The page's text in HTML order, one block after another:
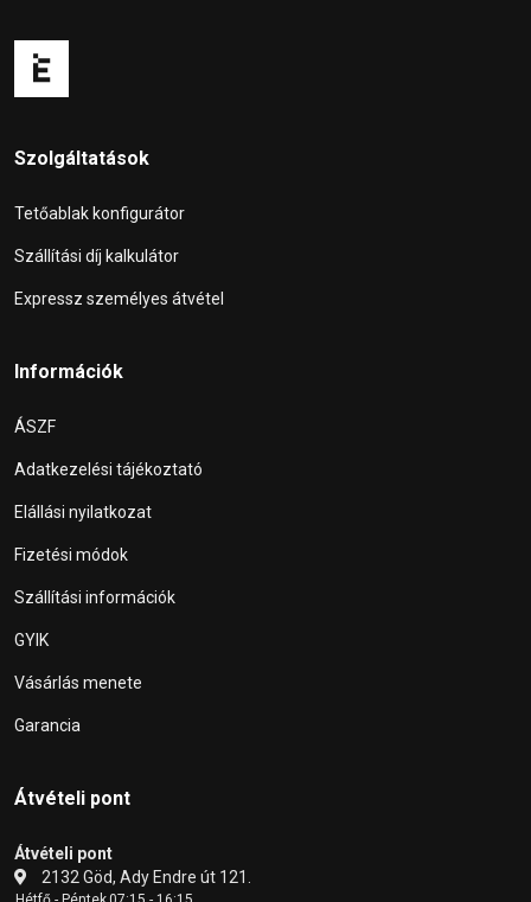
Szolgáltatások
Tetőablak konfigurátor
Szállítási díj kalkulátor
Expressz személyes átvétel
Információk
ÁSZF
Adatkezelési tájékoztató
Elállási nyilatkozat
Fizetési módok
Szállítási információk
GYIK
Vásárlás menete
Garancia
Átvételi pont
Átvételi pont
2132 Göd, Ady Endre út 121.